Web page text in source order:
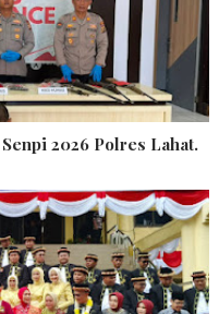
2026 Polres Lahat.